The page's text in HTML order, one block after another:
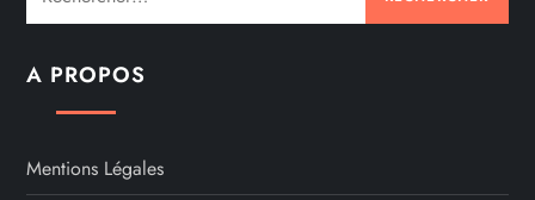
A PROPOS
Mentions Légales